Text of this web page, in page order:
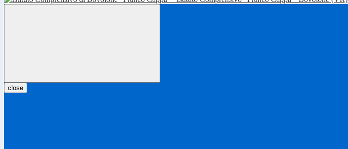
close